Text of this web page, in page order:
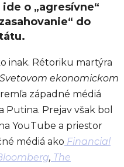
o „agresívne“
do
inak. Rétoriku martýra
Svetovom ekonomickom
západné médiá
Putina. Prejav však bol
YouTube a priestor
médiá ako Financial
, The